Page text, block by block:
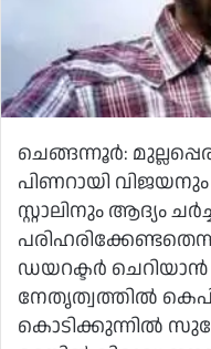
ചെങ്ങന്നൂര്‍:
പിണറായി വിജയനും
സ്റ്റാലിനും ആദ്യം
ഡയറക്ടര്‍
നേതൃത്വത്തില്‍
കൊടിക്കുന്നില്‍